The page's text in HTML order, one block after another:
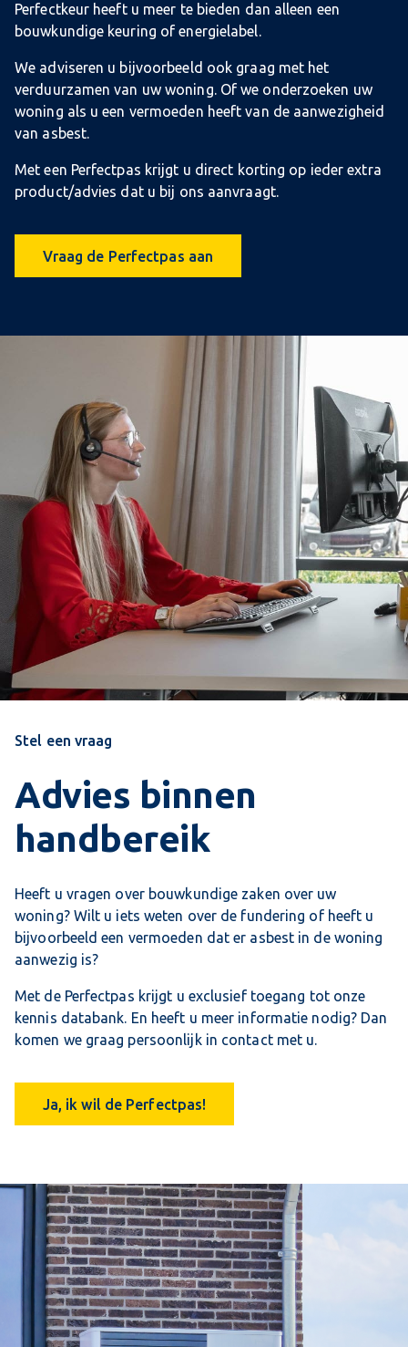
Perfectkeur heeft u meer te bieden dan alleen een
bouwkundige keuring of energielabel.
We adviseren u bijvoorbeeld ook graag met het
verduurzamen van uw woning. Of we onderzoeken uw
woning als u een vermoeden heeft van de aanwezigheid
van asbest.
Met een Perfectpas krijgt u direct korting op ieder extra
product/advies dat u bij ons aanvraagt.
Vraag de Perfectpas aan
Stel een vraag
Advies binnen
handbereik
Heeft u vragen over bouwkundige zaken over uw
woning? Wilt u iets weten over de fundering of heeft u
bijvoorbeeld een vermoeden dat er asbest in de woning
aanwezig is?
Met de Perfectpas krijgt u exclusief toegang tot onze
kennis databank. En heeft u meer informatie nodig? Dan
komen we graag persoonlijk in contact met u.
Ja, ik wil de Perfectpas!